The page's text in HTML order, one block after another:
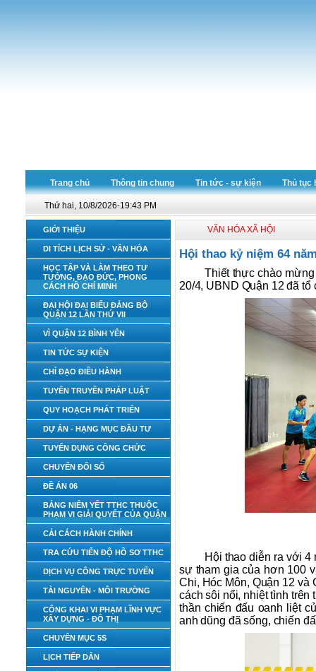
Trang chủ Thông tin chung Tin tức - sự kiện Thủ tục
Thứ hai, 10/8/2026-19:43 PM
GIỚI THIỆU
DI TÍCH LỊCH SỬ - VĂN HÓA
HỌC TẬP VÀ LÀM THEO TƯ
TƯỞNG, ĐẠO ĐỨC, PHONG
CÁCH HỒ CHÍ MINH
ĐẠI HỘI ĐẠI BIỂU ĐẢNG BỘ
QUẬN 12 LẦN THỨ VII
VÌ QUẬN 12 BÌNH YÊN
TIN TỨC SỰ KIỆN
CHỈ ĐẠO ĐIỀU HÀNH
TUYÊN TRUYỀN PHÁP LUẬT
QUY HOẠCH PHÁT TRIỂN
DỰ ÁN - HẠNG MỤC ĐẦU TƯ
TUYỂN DỤNG CÔNG CHỨC
CHUYỂN ĐỔI SỐ
ĐỀ ÁN 06
BẢNG NIÊM YẾT TTHC THUỘC
PHẠM VI GIẢI QUYẾT CỦA QUẬN
CẢI CÁCH HÀNH CHÍNH
TRA CỨU TIẾN ĐỘ HỒ SƠ TTHC
DỊCH VỤ CÔNG TRỰC TUYẾN
TÀI NGUYÊN - MÔI TRƯỜNG
CÔNG KHAI VI PHẠM LĨNH VỰC
XÂY DỰNG - ĐÔ THỊ
CHUYÊN MỤC 5S
LỊCH TIẾP DÂN
VĂN HÓA XÃ HỘI
Hội thao kỷ niệm 64
Thiết thực chào mừng
20/4, UBND Quận 12 đã
Hội thao diễn ra với
sự tham gia của hơn 100
Chi, Hóc Môn, Quận 12 và
cách sôi nổi, nhiệt tình trên
thần chiến đấu oanh liệt
anh dũng đã sống, chiến